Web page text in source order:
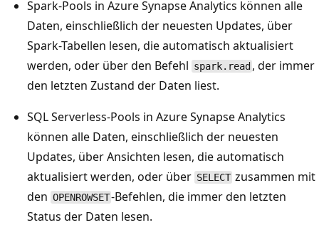
Spark-Pools in Azure Synapse Analytics können alle
Daten, einschließlich der neuesten Updates, über
Spark-Tabellen lesen, die automatisch aktualisiert
werden, oder über den Befehl spark.read , der immer
den letzten Zustand der Daten liest.
SQL Serverless-Pools in Azure Synapse Analytics
können alle Daten, einschließlich der neuesten
Updates, über Ansichten lesen, die automatisch
aktualisiert werden, oder über SELECT zusammen mit
den OPENROWSET-Befehlen, die immer den letzten
Status der Daten lesen.